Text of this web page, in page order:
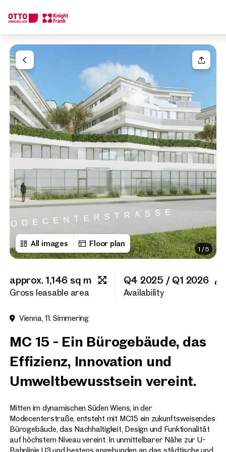
All images Floor plan
1 /5
approx. 1,146 sq m
Gross leasable area
Q4 2025 / Q1 2026
Availability
Vienna, 11. Simmering
MC 15 - Ein Bürogebäude, das
Effizienz, Innovation und
Umweltbewusstsein vereint.
Mitten im dynamischen Süden Wiens, in der
Modecenterstraße, entsteht mit MC15 ein zukunftsweisendes
Bürogebäude, das Nachhaltigkeit, Design und Funktionalität
auf höchstem Niveau vereint. In unmittelbarer Nähe zur U-
Your request
Your message
Salutation
Please select
Title (optional)
First name
Last name
Phone number
I have read and agree to
I would like to receive
email newsletter. (optional)
We find your
Dream Property
Tell us what you're looking for, and we'll find your dream
How would you like to contact us?
Online
Configure and have us find a property
Contact person
Call or schedule a callback